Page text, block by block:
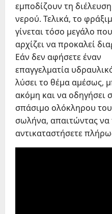
εμποδίζουν τη
νερού. Τελικά, το
γίνεται τόσο μεγάλο που
αρχίζει να προκαλεί
Εάν δεν αφήσετε έναν
επαγγελματία
λύσει το θέμα αμέσως,
ακόμη και να οδηγήσει
σπάσιμο ολόκληρου του
σωλήνα, απαιτώντας να
αντικαταστήσετε